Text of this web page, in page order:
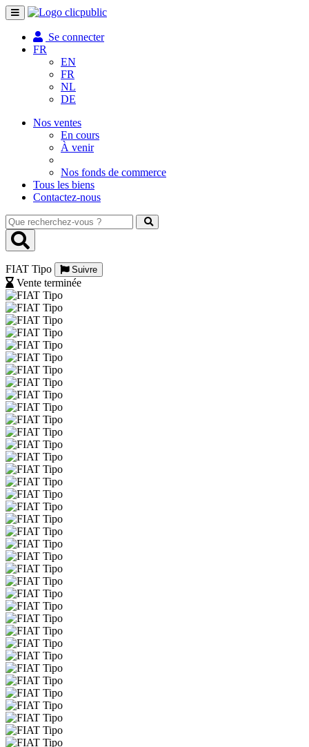
Toggle
navigation
Se connecter
FR
EN
FR
NL
DE
Nos ventes
En cours
À venir
Nos fonds de commerce
Tous les biens
Contactez-nous
Que
recherchez-
vous
FIAT Tipo
Suivre
Vente terminée